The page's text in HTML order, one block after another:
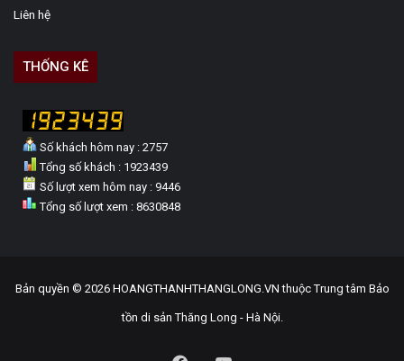
Liên hệ
THỐNG KÊ
Số khách hôm nay : 2757
Tổng số khách : 1923439
Số lượt xem hôm nay : 9446
Tổng số lượt xem : 8630848
Bản quyền © 2026 HOANGTHANHTHANGLONG.VN thuộc Trung tâm Bảo
tồn di sản Thăng Long - Hà Nội.